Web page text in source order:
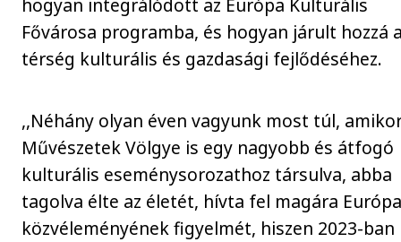
hogyan integrálódott az Európa Kulturális
Fővárosa programba, és hogyan járult hozzá
térség kulturális és gazdasági fejlődéséhez.
,,Néhány olyan éven vagyunk most túl,
Művészetek Völgye is egy nagyobb és átfogó
kulturális eseménysorozathoz társulva, abba
tagolva élte az életét, hívta fel magára
közvéleményének figyelmét, hiszen 2023-ban